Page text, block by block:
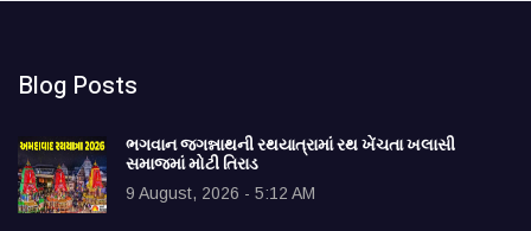
Blog Posts
ભગવાન જગન્નાથની રથયાત્રામાં રથ ખેંચતા ખલાસી
સમાજમાં મોટી તિરાડ
9 August, 2026 - 5:12 AM